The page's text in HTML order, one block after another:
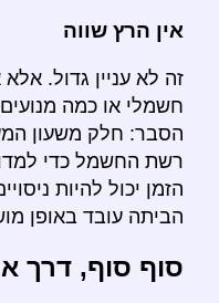
אין הרץ שווה
זה לא עניין גדול.
חשמלי או כמה
הסבר: חלק משעון
רשת החשמל כדי
הזמן יכול להיות
הביתה עובד באופן
סוף סוף, דרך